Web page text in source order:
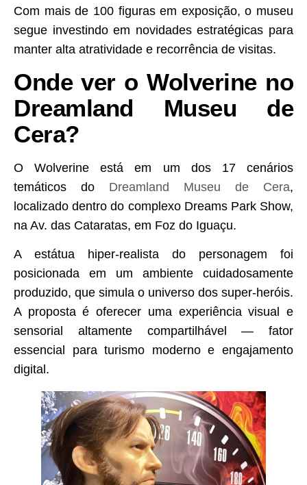
Com mais de 100 figuras em exposição, o museu
segue investindo em novidades estratégicas para
manter alta atratividade e recorrência de visitas.
Onde ver o Wolverine no
Dreamland Museu de
Cera?
O Wolverine está em um dos 17 cenários
temáticos do Dreamland Museu de Cera,
localizado dentro do complexo Dreams Park Show,
na Av. das Cataratas, em Foz do Iguaçu.
A estátua hiper-realista do personagem foi
posicionada em um ambiente cuidadosamente
produzido, que simula o universo dos super-heróis.
A proposta é oferecer uma experiência visual e
sensorial altamente compartilhável — fator
essencial para turismo moderno e engajamento
digital.